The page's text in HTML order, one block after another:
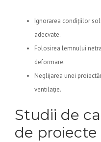
Ignorarea condițiilor
adecvate.
Folosirea lemnului
deformare.
Neglijarea unei
ventilație.
Studii de
de proiecte